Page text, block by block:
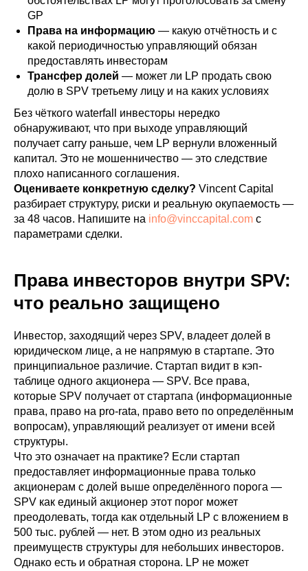
GP
Права на информацию — какую отчётность и с
какой периодичностью управляющий обязан
предоставлять инвесторам
Трансфер долей — может ли LP продать свою
долю в SPV третьему лицу и на каких условиях
Без чёткого waterfall инвесторы нередко
обнаруживают, что при выходе управляющий
получает carry раньше, чем LP вернули вложенный
капитал. Это не мошенничество — это следствие
плохо написанного соглашения.
Оцениваете конкретную сделку? Vincent Capital
разбирает структуру, риски и реальную окупаемость —
за 48 часов. Напишите на info@vinccapital.com с
параметрами сделки.
Права инвесторов внутри SPV:
что реально защищено
Инвестор, заходящий через SPV, владеет долей в
юридическом лице, а не напрямую в стартапе. Это
принципиальное различие. Стартап видит в кэп-
таблице одного акционера — SPV. Все права,
которые SPV получает от стартапа (информационные
права, право на pro-rata, право вето по определённым
вопросам), управляющий реализует от имени всей
структуры.
Что это означает на практике? Если стартап
предоставляет информационные права только
акционерам с долей выше определённого порога —
SPV как единый акционер этот порог может
преодолевать, тогда как отдельный LP с вложением в
500 тыс. рублей — нет. В этом одно из реальных
преимуществ структуры для небольших инвесторов.
Однако есть и обратная сторона. LP не может